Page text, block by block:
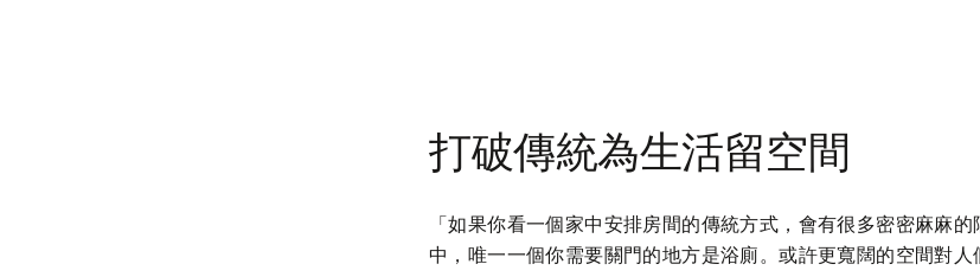
打破傳統為生活留空間
「如果你看一個家中安排房間的傳統方式，會有很多密密麻麻
中，唯一一個你需要關門的地方是浴廁。或許更寬闊的空間對人